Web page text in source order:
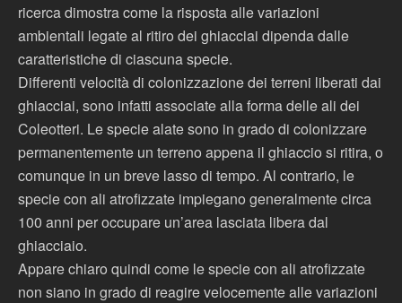
ricerca dimostra come la risposta alle variazioni
ambientali legate al ritiro dei ghiacciai dipenda dalle
caratteristiche di ciascuna specie.
Differenti velocità di colonizzazione dei terreni liberati dai
ghiacciai, sono infatti associate alla forma delle ali dei
Coleotteri. Le specie alate sono in grado di colonizzare
permanentemente un terreno appena il ghiaccio si ritira, o
comunque in un breve lasso di tempo. Al contrario, le
specie con ali atrofizzate impiegano generalmente circa
100 anni per occupare un’area lasciata libera dal
ghiacciaio.
Appare chiaro quindi come le specie con ali atrofizzate
non siano in grado di reagire velocemente alle variazioni